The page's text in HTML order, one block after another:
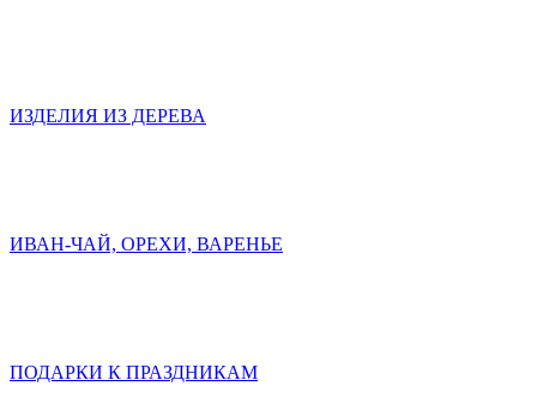
ИЗДЕЛИЯ ИЗ ДЕРЕВА
ИВАН-ЧАЙ, ОРЕХИ, ВАРЕНЬЕ
ПОДАРКИ К ПРАЗДНИКАМ